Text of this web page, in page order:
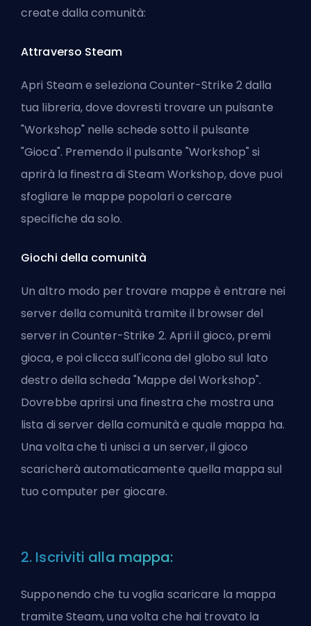
create dalla comunità:
Attraverso Steam
Apri Steam e seleziona Counter-Strike 2 dalla
tua libreria, dove dovresti trovare un pulsante
"Workshop" nelle schede sotto il pulsante
"Gioca". Premendo il pulsante "Workshop" si
aprirà la finestra di Steam Workshop, dove puoi
sfogliare le mappe popolari o cercare
specifiche da solo.
Giochi della comunità
Un altro modo per trovare mappe è entrare nei
server della comunità tramite il browser del
server in Counter-Strike 2. Apri il gioco, premi
gioca, e poi clicca sull'icona del globo sul lato
destro della scheda "Mappe del Workshop".
Dovrebbe aprirsi una finestra che mostra una
lista di server della comunità e quale mappa ha.
Una volta che ti unisci a un server, il gioco
scaricherà automaticamente quella mappa sul
tuo computer per giocare.
2. Iscriviti alla mappa:
Supponendo che tu voglia scaricare la mappa
tramite Steam, una volta che hai trovato la